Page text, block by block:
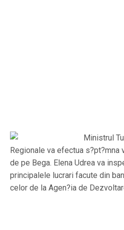
Ministrul
Regionale va efectua s?pt?mna
de pe Bega. Elena Udrea va
principalele lucrari facute din
celor de la Agen?ia de